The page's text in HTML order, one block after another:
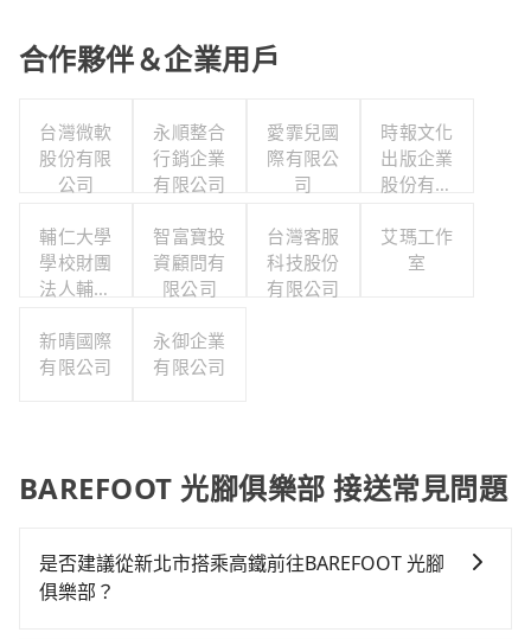
合作夥伴＆企業用戶
台灣微軟
股份有限
公司
永順整合
行銷企業
有限公司
愛霏兒國
際有限公
司
時報文化
出版企業
股份有限
福利委員
會
輔仁大學
學校財團
法人輔仁
智富寶投
資顧問有
限公司
台灣客服
科技股份
有限公司
艾瑪工作
室
新晴國際
有限公司
永御企業
有限公司
BAREFOOT 光腳俱樂部 接送常見問題
是否建議從新北市搭乘高鐵前往BAREFOOT 光腳
俱樂部？